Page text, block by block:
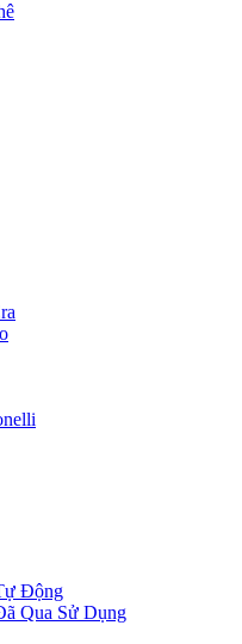
Động
Qua Sử Dụng